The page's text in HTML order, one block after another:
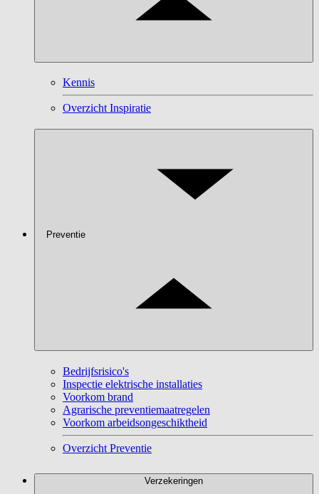
Kennis
Overzicht Inspiratie
Preventie
Bedrijfsrisico's
Inspectie elektrische installaties
Voorkom brand
Agrarische preventiemaatregelen
Voorkom arbeidsongeschiktheid
Overzicht Preventie
Verzekeringen